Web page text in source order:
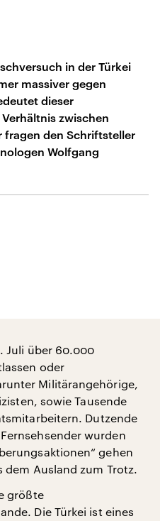
in der Türkei
massiver gegen
dieser
zwischen
fragen den Schriftsteller
Wolfgang
Juli über 60.000
oder
Militärangehörige,
sowie Tausende
Dutzende
wurden
gehen
dem Ausland zum Trotz.
größte
Die Türkei ist eines